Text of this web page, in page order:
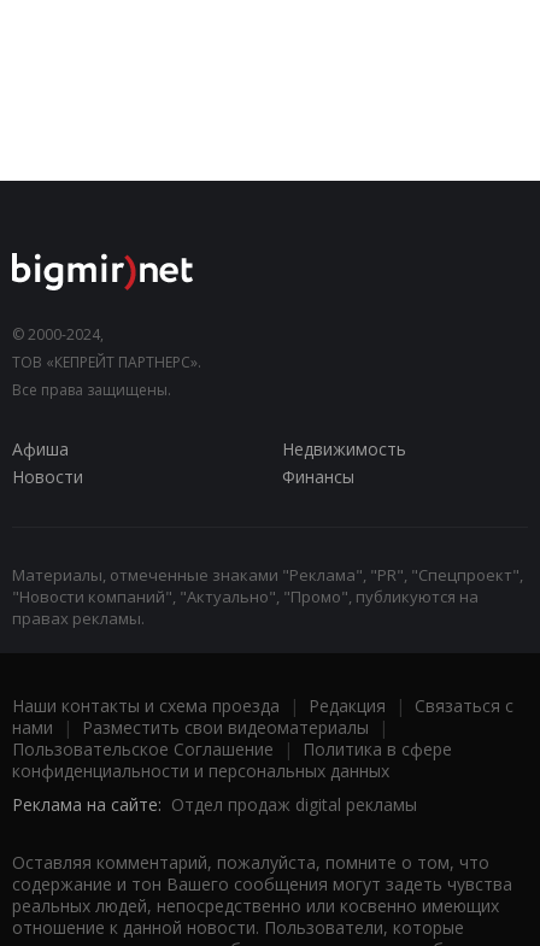
© 2000-2024,
ТОВ «КЕПРЕЙТ ПАРТНЕРС».
Все права защищены.
Афиша
Недвижимость
Новости
Финансы
Материалы, отмеченные знаками "Реклама", "PR", "Спецпроект",
"Новости компаний", "Актуально", "Промо", публикуются на
правах рекламы.
Наши контакты и схема проезда | Редакция | Связаться с
нами | Разместить свои видеоматериалы |
Пользовательское Соглашение |
Политика в сфере
конфиденциальности и персональных данных
Реклама на сайте: Отдел продаж digital рекламы
Оставляя комментарий, пожалуйста, помните о том, что
содержание и тон Вашего сообщения могут задеть чувства
реальных людей, непосредственно или косвенно имеющих
отношение к данной новости. Пользователи, которые